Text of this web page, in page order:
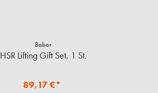
Babor
HSR Lifting Gift Set, 1 St.
89,17 €*